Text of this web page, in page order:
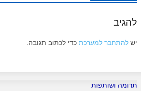
להגיב
יש להתחבר למערכת כדי לכתוב תגובה.
תרומה ושותפות